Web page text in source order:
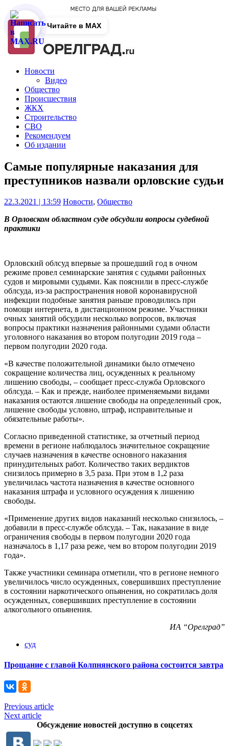
Новости
Видео
Общество
Происшествия
ЖКХ
Строительство
СВО
Рекомендуем
Об издании
Самые популярные наказания для
преступников назвали орловские судьи
22.3.2021 | 13:59 Новости, Общество
В Орловском областном суде обсудили вопросы судебной
практики
Орловский облсуд впервые за прошедший год в очном
режиме провел семинарские занятия с судьями районных
судов и мировыми судьями. Как пояснили в пресс-службе
облсуда, из-за распространения новой коронавирусной
инфекции подобные занятия раньше проводились при
помощи интернета, в дистанционном режиме. Участники
очных занятий обсудили несколько вопросов, включая
вопросы практики назначения районными судами области
уголовного наказания во втором полугодии 2019 года –
первом полугодии 2020 года.
«В качестве положительной динамики было отмечено
сокращение количества лиц, осужденных к реальному
лишению свободы, – сообщает пресс-служба Орловского
облсуда. – Как и прежде, наиболее применяемыми видами
наказания остаются лишение свободы на определенный срок,
лишение свободы условно, штраф, исправительные и
обязательные работы».
Согласно приведенной статистике, за отчетный период
времени в регионе наблюдалось значительное сокращение
случаев назначения в качестве основного наказания
принудительных работ. Количество таких вердиктов
снизилось примерно в 3,5 раза. При этом в 1,2 раза
увеличилась частота назначения в качестве основного
наказания штрафа и условного осуждения к лишению
свободы.
«Применение других видов наказаний несколько снизилось, –
добавили в пресс-службе облсуда. – Так, наказание в виде
ограничения свободы в первом полугодии 2020 года
назначалось в 1,17 раза реже, чем во втором полугодии 2019
года».
Также участники семинара отметили, что в регионе немного
увеличилось число осужденных, совершивших преступление
в состоянии наркотического опьянения, но сократилась доля
осужденных, совершивших преступление в состоянии
алкогольного опьянения.
ИА “Орелград”
суд
Прощание с главой Колпнянского района состоится завтра
Previous article
Next article
Обсуждение новостей доступно в соцсетях
Читайте в MAX